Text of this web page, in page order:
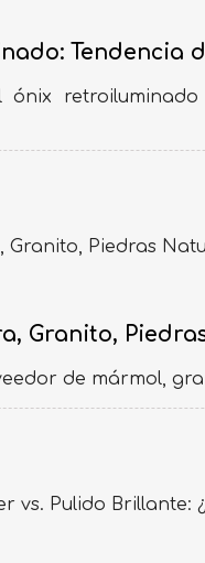
Tendencia
ónix
Granito,
de mármol,